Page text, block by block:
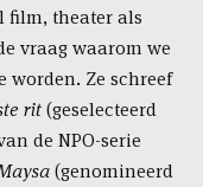
film, theater als
vraag waarom we
worden. Ze schreef
rit(geselecteerd
de NPO-serie
(genomineerd